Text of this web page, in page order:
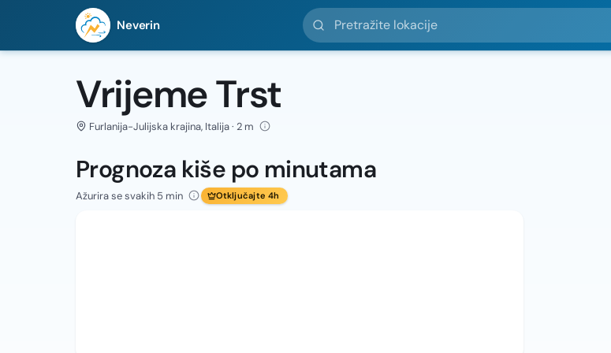
Neverin
Pretražite lokacije
Vrijeme Trst
Furlanija-Julijska krajina, Italija · 2 m
Prognoza kiše po minutama
Ažurira se svakih 5 min Otključajte 4h